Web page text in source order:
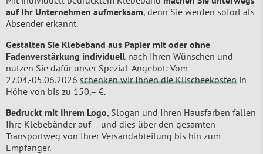
auf Ihr Unternehmen aufmerksam, denn Sie werden sofort als
Absender erkannt.
Gestalten Sie Klebeband aus Papier mit oder ohne
Fadenverstärkung individuell nach Ihren Wünschen und
nutzen Sie dafür unser Spezial-Angebot: Vom
27.04.-05.06.2026 schenken wir Ihnen die Klischeekosten in
Höhe von bis zu 150,– €.
Bedruckt mit Ihrem Logo, Slogan und Ihren Hausfarben fallen
Ihre Klebebänder auf – und dies über den gesamten
Transportweg von Ihrer Versandabteilung bis hin zum
Empfänger.